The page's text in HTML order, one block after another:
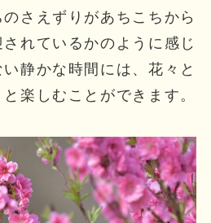
さえずりがあちこちから
れているかのように感じ
静かな時間には、花々と
楽しむことができます。